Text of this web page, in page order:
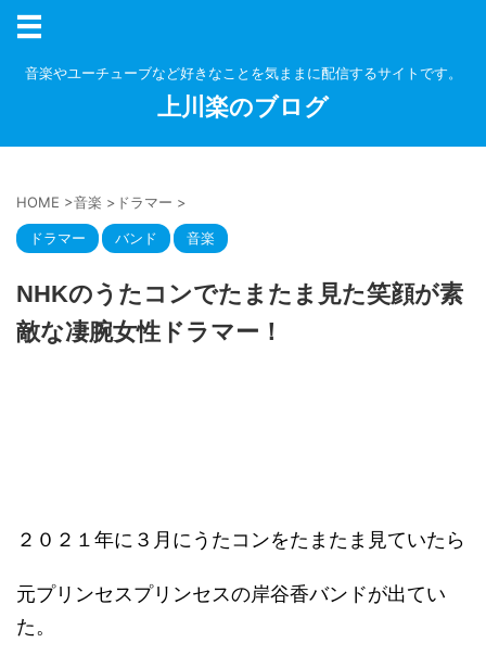
音楽やユーチューブなど好きなことを気ままに配信するサイトです。
上川楽のブログ
HOME >音楽 > ドラマー >
ドラマー バンド 音楽
NHKのうたコンでたまたま見た笑顔が素
敵な凄腕女性ドラマー！
２０２１年に３月にうたコンをたまたま見ていたら
元プリンセスプリンセスの岸谷香バンドが出てい
た。